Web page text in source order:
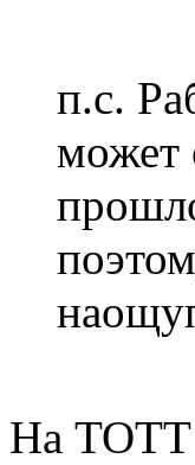
п.с.
может
На TOTT